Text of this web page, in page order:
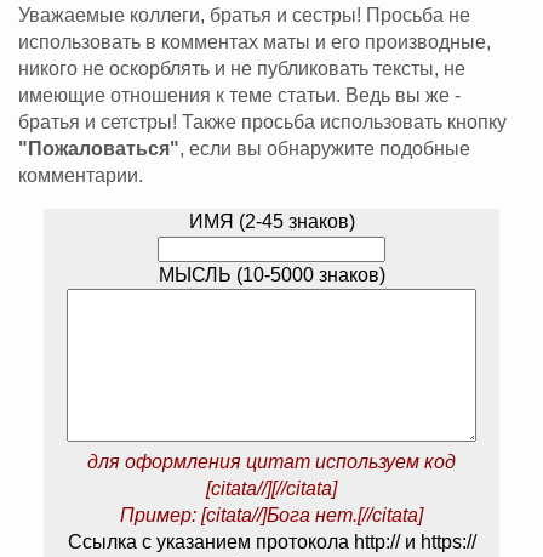
Уважаемые коллеги, братья и сестры! Просьба не
использовать в комментах маты и его производные,
никого не оскорблять и не публиковать тексты, не
имеющие отношения к теме статьи. Ведь вы же -
братья и сетстры! Также просьба использовать кнопку
"Пожаловаться", если вы обнаружите подобные
комментарии.
ИМЯ (2-45 знаков)
МЫСЛЬ (10-5000 знаков)
для оформления цитат используем код
[citata//][//citata]
Пример: [citata//]Бога нет.[//citata]
Ссылка с указанием протокола http:// и https://